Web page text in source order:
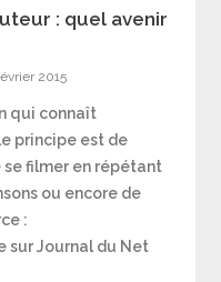
: quel avenir
2015
qui connaît
principe est de
filmer en répétant
ou encore de
:
sur Journal du Net